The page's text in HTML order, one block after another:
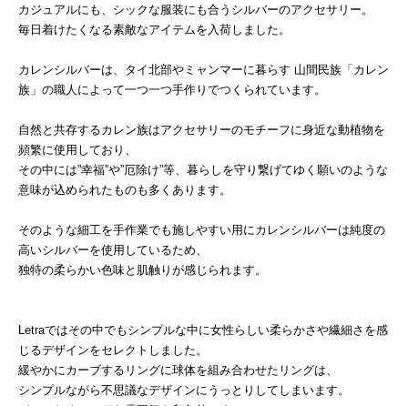
カジュアルにも、シックな服装にも合うシルバーのアクセサリー。
毎日着けたくなる素敵なアイテムを入荷しました。
カレンシルバーは、タイ北部やミャンマーに暮らす 山間民族「カレン
族」の職人によって一つ一つ手作りでつくられています。
自然と共存するカレン族はアクセサリーのモチーフに身近な動植物を
頻繁に使用しており、
その中には”幸福”や”厄除け”等、暮らしを守り繋げてゆく願いのような
意味が込められたものも多くあります。
そのような細工を手作業でも施しやすい用にカレンシルバーは純度の
高いシルバーを使用しているため、
独特の柔らかい色味と肌触りが感じられます。
Letraではその中でもシンプルな中に女性らしい柔らかさや繊細さを感
じるデザインをセレクトしました。
緩やかにカーブするリングに球体を組み合わせたリングは、
シンプルながら不思議なデザインにうっとりしてしまいます。